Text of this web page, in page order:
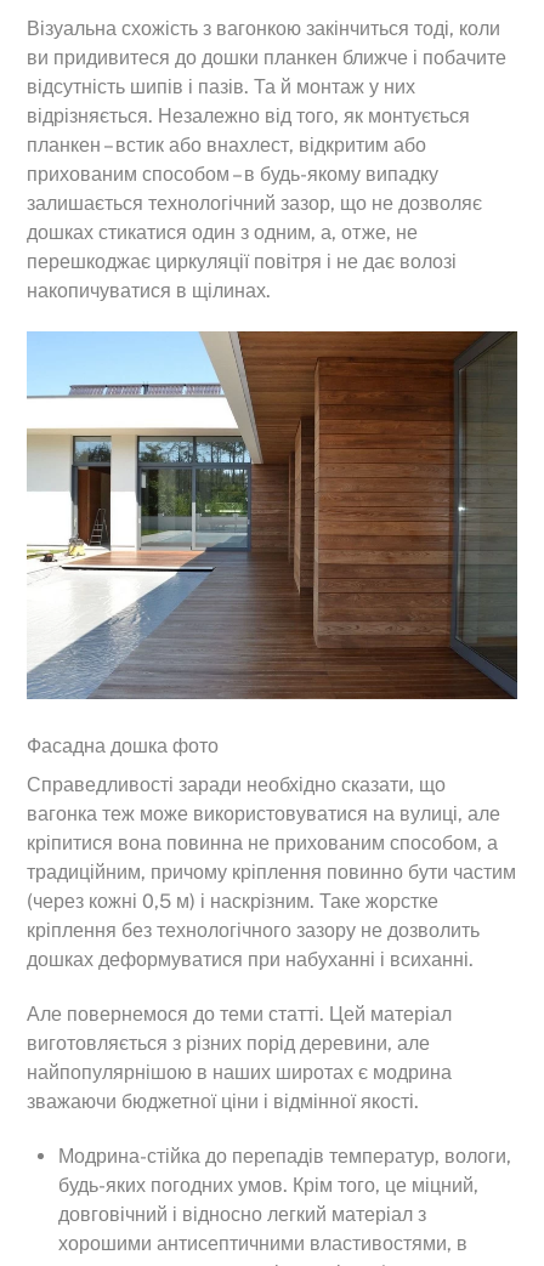
Візуальна схожість з вагонкою закінчиться тоді, коли
ви придивитеся до дошки планкен ближче і побачите
відсутність шипів і пазів. Та й монтаж у них
відрізняється. Незалежно від того, як монтується
планкен – встик або внахлест, відкритим або
прихованим способом – в будь-якому випадку
залишається технологічний зазор, що не дозволяє
дошках стикатися один з одним, а, отже, не
перешкоджає циркуляції повітря і не дає волозі
накопичуватися в щілинах.
Фасадна дошка фото
Справедливості заради необхідно сказати, що
вагонка теж може використовуватися на вулиці, але
кріпитися вона повинна не прихованим способом, а
традиційним, причому кріплення повинно бути частим
(через кожні 0,5 м) і наскрізним. Таке жорстке
кріплення без технологічного зазору не дозволить
дошках деформуватися при набуханні і всиханні.
Але повернемося до теми статті. Цей матеріал
виготовляється з різних порід деревини, але
найпопулярнішою в наших широтах є модрина
зважаючи бюджетної ціни і відмінної якості.
Модрина-стійка до перепадів температур, вологи,
будь-яких погодних умов. Крім того, це міцний,
довговічний і відносно легкий матеріал з
хорошими антисептичними властивостями, в